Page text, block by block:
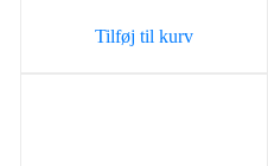
Tilføj til kurv